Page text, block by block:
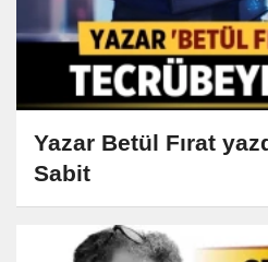
Yazar Betül Fırat
Sabit